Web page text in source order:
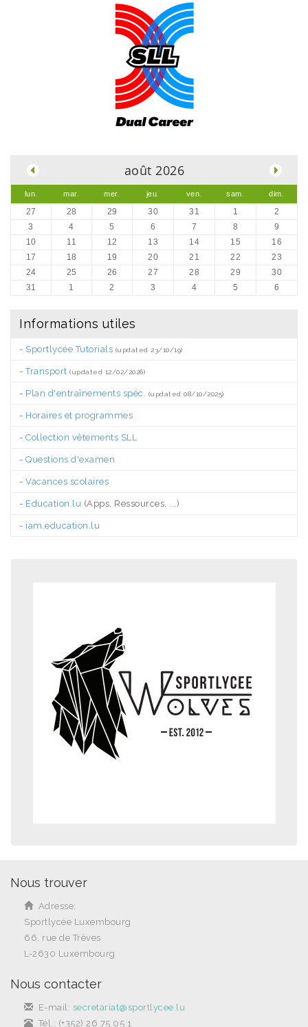
août 2026
lun. mar. mer. jeu. ven. sam. dim.
27 28 29 30 31 1
2
3
4 5 6 7 8
9
10
11 12 13 14 15
16
17
18 19 20 21 22
23
24
25 26 27 28 29
30
31
1 2 3 4 5 6
Informations utiles
- Sportlycée Tutorials (updated 23/10/19)
-Transport (updated 12/02/2026)
- Plan d'entraînements spéc. (updated 08/10/2025)
- Horaires et programmes
- Collection vêtements SLL
- Questions d'examen
- Vacances scolaires
- Education.lu (Apps, Ressources, ...)
- iam.education.lu
Nous trouver
Adresse:
Sportlycée Luxembourg
66, rue de Trèves
L-2630 Luxembourg
Nous contacter
E-mail: secretariat@sportlycee.lu
Tél.: (+352) 26 75 05 1